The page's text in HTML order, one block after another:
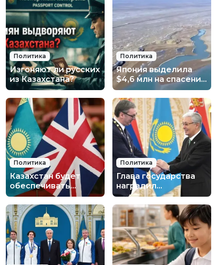
Политика
Изгоняют ли русских
из Казахстана?
Политика
Япония выделила
$4,6 млн на спасение
Аральского моря
Политика
Казахстан будет
обеспечивать
британцев
критическими
минералами
Политика
Глава государства
наградил
Президента Сербии
орденом «Алтын
Қыран»